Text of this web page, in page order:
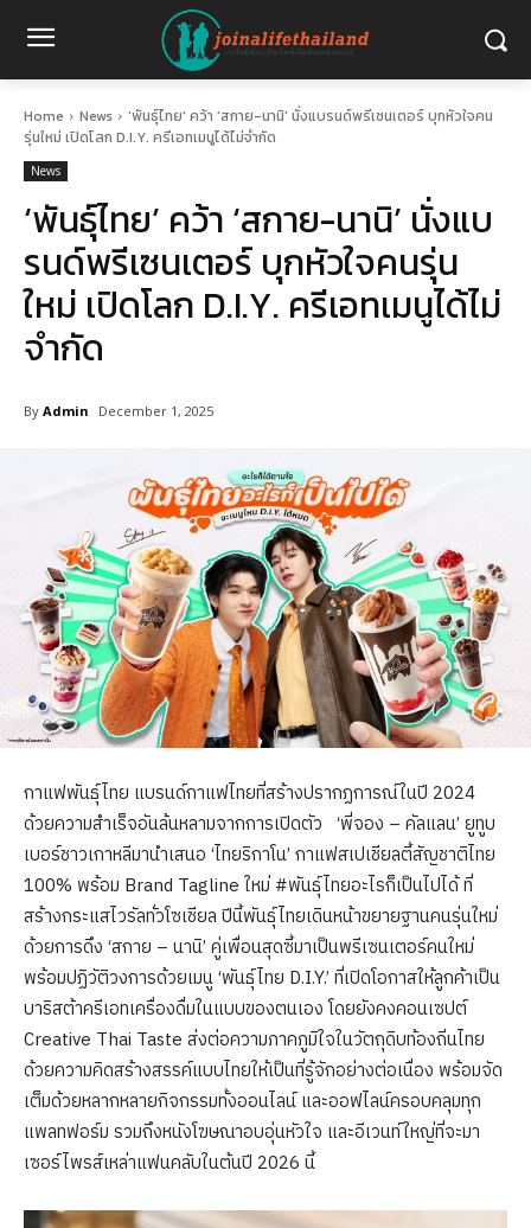
Home News
'พันธุ์ไทย' คว้า 'สกาย-นานิ' นั่งแบรนด์พรีเซนเตอร์ บุกหัวใจคน
รุ่นใหม่ เปิดโลก D.I.Y. ครีเอทเมนูได้ไม่จำกัด
News
‘พันธุ์ไทย’ คว้า ‘สกาย-นานิ’ นั่งแบ
รนด์พรีเซนเตอร์ บุกหัวใจคนรุ่น
ใหม่ เปิดโลก D.I.Y. ครีเอทเมนูได้ไม่
จำกัด
By Admin December 1, 2025
กาแฟพันธุ์ไทย แบรนด์กาแฟไทยที่สร้างปรากฏการณ์ในปี 2024
ด้วยความสำเร็จอันล้นหลามจากการเปิดตัว ‘พี่จอง – คัลแลน’ ยูทูบ
เบอร์ชาวเกาหลีมานำเสนอ ‘ไทยริกาโน’ กาแฟสเปเชียลตี้สัญชาติไทย
100% พร้อม Brand Tagline ใหม่ #พันธุ์ไทยอะไรก็เป็นไปได้ ที่
สร้างกระแสไวรัลทั่วโซเชียล ปีนี้พันธุ์ไทยเดินหน้าขยายฐานคนรุ่นใหม่
ด้วยการดึง ‘สกาย – นานิ’ คู่เพื่อนสุดซี้มาเป็นพรีเซนเตอร์คนใหม่
พร้อมปฏิวัติวงการด้วยเมนู ‘พันธุ์ไทย D.I.Y.’ ที่เปิดโอกาสให้ลูกค้าเป็น
บาริสต้าครีเอทเครื่องดื่มในแบบของตนเอง โดยยังคงคอนเซปต์
Creative Thai Taste ส่งต่อความภาคภูมิใจในวัตถุดิบท้องถิ่นไทย
ด้วยความคิดสร้างสรรค์แบบไทยให้เป็นที่รู้จักอย่างต่อเนื่อง พร้อมจัด
เต็มด้วยหลากหลายกิจกรรมทั้งออนไลน์ และออฟไลน์ครอบคลุมทุก
แพลทฟอร์ม รวมถึงหนังโฆษณาอบอุ่นหัวใจ และอีเวนท์ใหญ่ที่จะมา
เซอร์ไพรส์เหล่าแฟนคลับในต้นปี 2026 นี้